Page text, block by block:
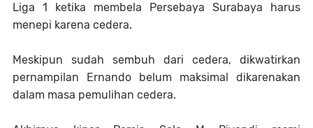
Liga 1 ketika membela Persebaya Surabaya harus
menepi karena cedera.
Meskipun sudah sembuh dari cedera, dikwatirkan
pernampilan Ernando belum maksimal dikarenakan
dalam masa pemulihan cedera.